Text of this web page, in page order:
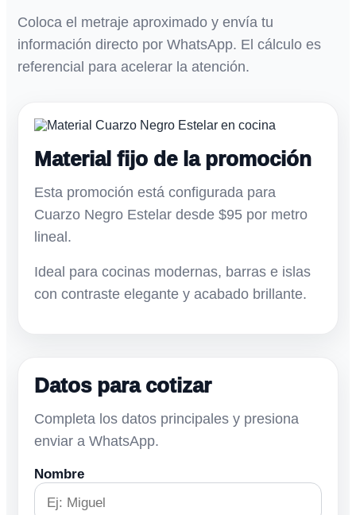
Coloca el metraje aproximado y envía tu
información directo por WhatsApp. El cálculo es
referencial para acelerar la atención.
Material fijo de la promoción
Esta promoción está configurada para
Cuarzo Negro Estelar desde $95 por metro
lineal.
Ideal para cocinas modernas, barras e islas
con contraste elegante y acabado brillante.
Datos para cotizar
Completa los datos principales y presiona
enviar a WhatsApp.
Nombre